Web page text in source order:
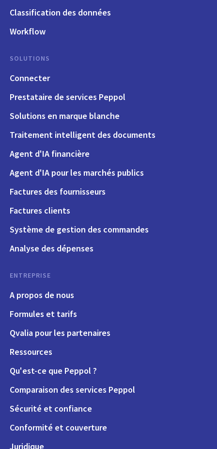
Classification des données
Workflow
SOLUTIONS
Connecter
Prestataire de services Peppol
Solutions en marque blanche
Traitement intelligent des documents
Agent d'IA financière
Agent d'IA pour les marchés publics
Factures des fournisseurs
Factures clients
Système de gestion des commandes
Analyse des dépenses
ENTREPRISE
A propos de nous
Formules et tarifs
Qvalia pour les partenaires
Ressources
Qu'est-ce que Peppol ?
Comparaison des services Peppol
Sécurité et confiance
Conformité et couverture
Juridique